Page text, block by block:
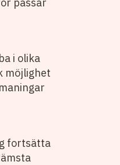
i olika
möjlighet
fortsätta